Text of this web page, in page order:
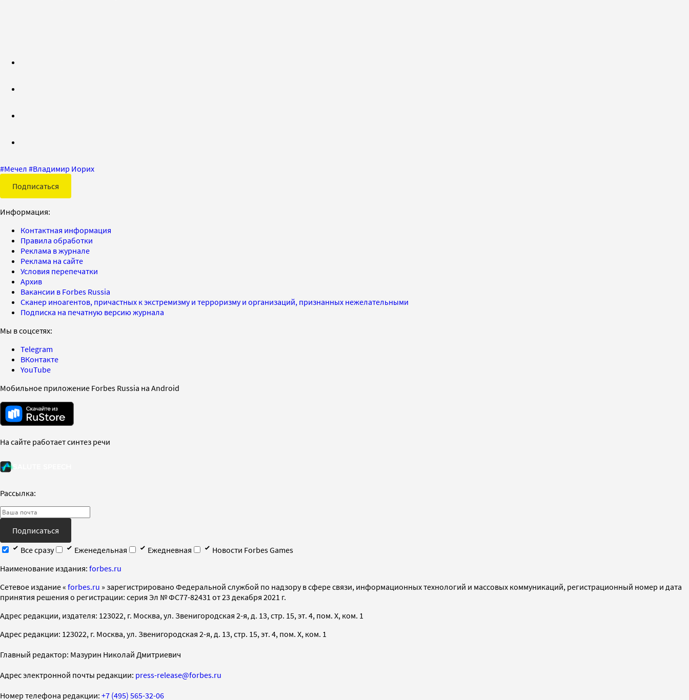
#Мечел #Владимир Иорих
Подписаться
Информация:
Контактная информация
Правила обработки
Реклама в журнале
Реклама на сайте
Условия перепечатки
Архив
Вакансии в Forbes Russia
Сканер иноагентов, причастных к экстремизму и терроризму и организаций, признанных нежелательными
Подписка на печатную версию журнала
Мы в соцсетях:
Telegram
ВКонтакте
YouTube
Мобильное приложение Forbes Russia на Android
На сайте работает синтез речи
Рассылка:
Подписаться
Все сразу
Еженедельная Ежедневная
Новости Forbes Games
Наименование издания: forbes.ru
Cетевое издание « forbes.ru » зарегистрировано Федеральной службой по надзору в сфере связи, информационных технологий и массовых коммуникаций, регистрационный номер и дата
принятия решения о регистрации: серия Эл № ФС77-82431 от 23 декабря 2021 г.
Адрес редакции, издателя: 123022, г. Москва, ул. Звенигородская 2-я, д. 13, стр. 15, эт. 4, пом. X, ком. 1
Адрес редакции: 123022, г. Москва, ул. Звенигородская 2-я, д. 13, стр. 15, эт. 4, пом. X, ком. 1
Главный редактор: Мазурин Николай Дмитриевич
Адрес электронной почты редакции: press-release@forbes.ru
Номер телефона редакции: +7 (495) 565-32-06